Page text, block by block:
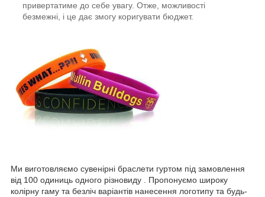
привертатиме до себе увагу. Отже, можливості
безмежні, і це дає змогу коригувати бюджет.
Ми виготовляємо сувенірні браслети гуртом під замовлення
від 100 одиниць одного різновиду . Пропонуємо широку
колірну гаму та безліч варіантів нанесення логотипу та будь-